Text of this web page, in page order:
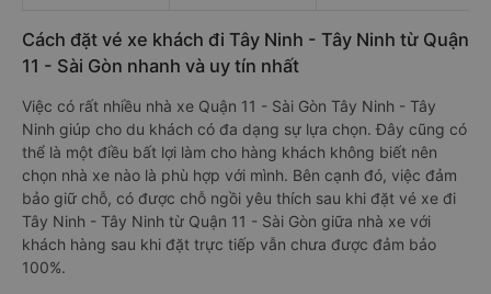
Cách đặt vé xe khách đi Tây Ninh - Tây Ninh từ Quận
11 - Sài Gòn nhanh và uy tín nhất
Việc có rất nhiều nhà xe Quận 11 - Sài Gòn Tây Ninh - Tây
Ninh giúp cho du khách có đa dạng sự lựa chọn. Đây cũng có
thể là một điều bất lợi làm cho hàng khách không biết nên
chọn nhà xe nào là phù hợp với mình. Bên cạnh đó, việc đảm
bảo giữ chỗ, có được chỗ ngồi yêu thích sau khi đặt vé xe đi
Tây Ninh - Tây Ninh từ Quận 11 - Sài Gòn giữa nhà xe với
khách hàng sau khi đặt trực tiếp vẫn chưa được đảm bảo
100%.